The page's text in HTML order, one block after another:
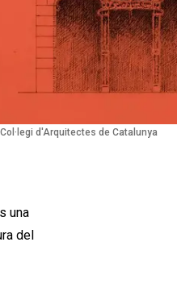
d'Arquitectes de Catalunya
una
del